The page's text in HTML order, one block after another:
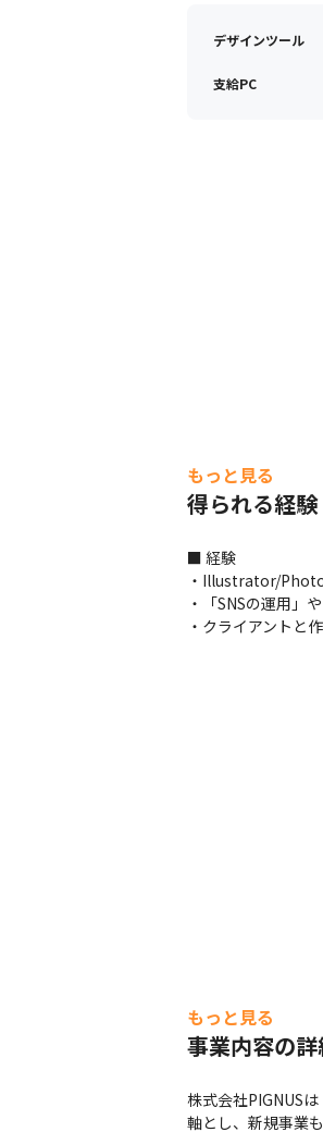
デザインツール
支給PC
もっと見る
得られる経
■ 経験
・Illustrator/
・「SNSの運用」
・クライアントと
もっと見る
事業内容の
株式会社PIGNUS
軸とし、新規事業